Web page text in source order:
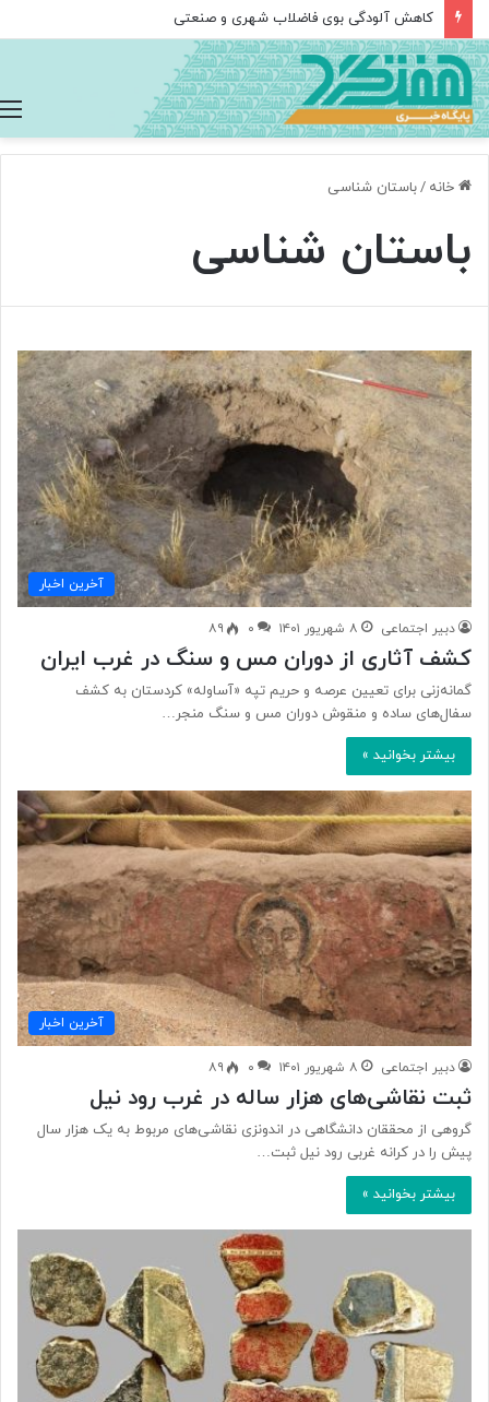
خانه /باستان شناسی
باستان شناسی
آخرین اخبار
دبیر اجتماعی ۸ شهریور ۱۴۰۱ ۰ ۸۹
کشف آثاری از دوران مس و سنگ در غرب ایران
گمانه‌زنی برای تعیین عرصه و حریم تپه «آساوله» کردستان به کشف
سفال‌های ساده و منقوش دوران مس و سنگ منجر…
بیشتر بخوانید »
آخرین اخبار
دبیر اجتماعی ۸ شهریور ۱۴۰۱ ۰ ۸۹
ثبت نقاشی‌های هزار ساله در غرب رود نیل
گروهی از محققان دانشگاهی در اندونزی نقاشی‌های مربوط به یک هزار سال
پیش را در کرانه غربی رود نیل ثبت…
بیشتر بخوانید »